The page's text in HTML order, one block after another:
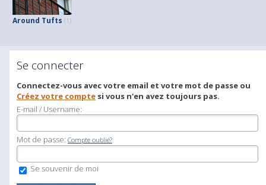
Around Tufts (1)
Se connecter
Connectez-vous avec votre email et votre mot de passe ou
Créez votre compte si vous n'en avez toujours pas.
E-mail / Username:
Mot de passe: Compte oublié?
Se souvenir de moi